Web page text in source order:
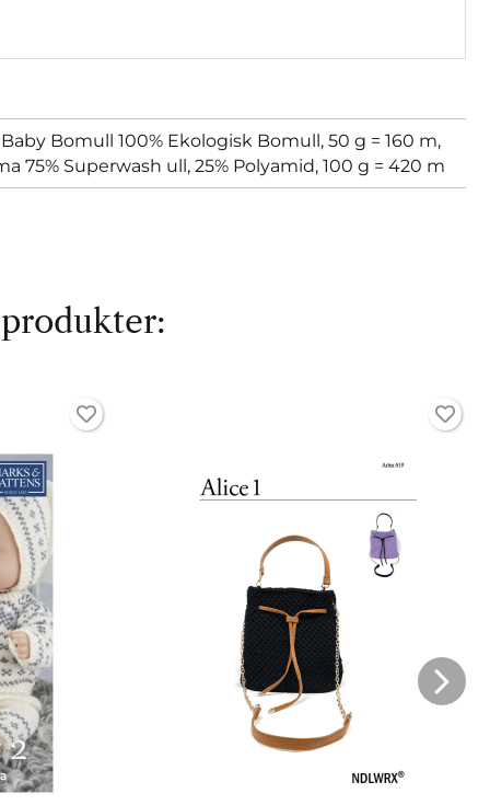
Bomull 100% Ekologisk Bomull, 50 g = 160 m,
75% Superwash ull, 25% Polyamid, 100 g = 420 m